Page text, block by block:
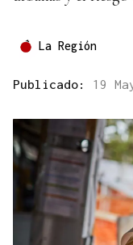
La Región
Publicado: 19